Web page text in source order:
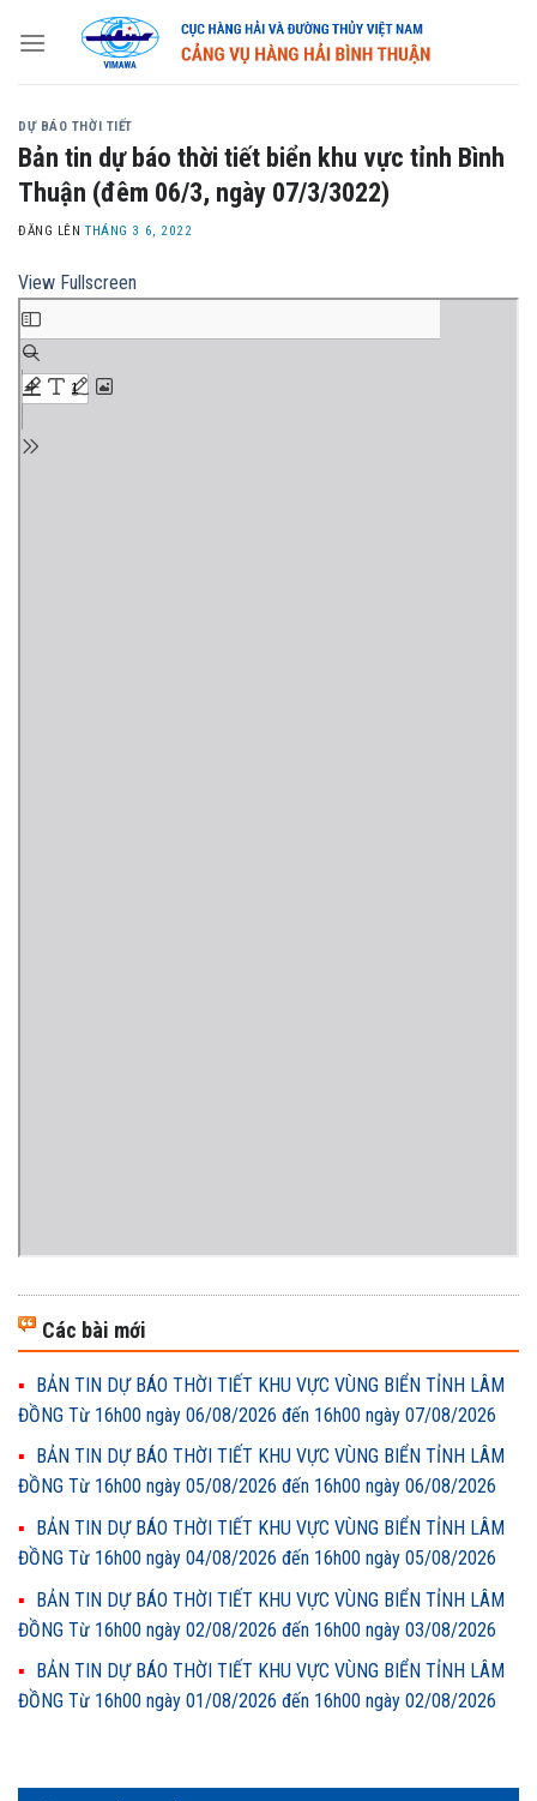
DỰ BÁO THỜI TIẾT
Bản tin dự báo thời tiết biển khu vực tỉnh Bình
Thuận (đêm 06/3, ngày 07/3/3022)
ĐĂNG LÊNTHÁNG 3 6, 2022
View Fullscreen
Các bài mới
BẢN TIN DỰ BÁO THỜI TIẾT KHU VỰC VÙNG BIỂN TỈNH LÂM
ĐỒNG Từ 16h00 ngày 06/08/2026 đến 16h00 ngày 07/08/2026
BẢN TIN DỰ BÁO THỜI TIẾT KHU VỰC VÙNG BIỂN TỈNH LÂM
ĐỒNG Từ 16h00 ngày 05/08/2026 đến 16h00 ngày 06/08/2026
BẢN TIN DỰ BÁO THỜI TIẾT KHU VỰC VÙNG BIỂN TỈNH LÂM
ĐỒNG Từ 16h00 ngày 04/08/2026 đến 16h00 ngày 05/08/2026
BẢN TIN DỰ BÁO THỜI TIẾT KHU VỰC VÙNG BIỂN TỈNH LÂM
ĐỒNG Từ 16h00 ngày 02/08/2026 đến 16h00 ngày 03/08/2026
BẢN TIN DỰ BÁO THỜI TIẾT KHU VỰC VÙNG BIỂN TỈNH LÂM
ĐỒNG Từ 16h00 ngày 01/08/2026 đến 16h00 ngày 02/08/2026